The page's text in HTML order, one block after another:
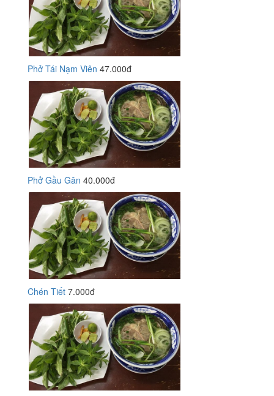
Phở Tái Nạm Viên 47.000đ
Phở Gầu Gân 40.000đ
Chén Tiết 7.000đ